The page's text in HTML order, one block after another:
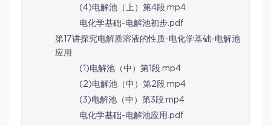
(4)电解池（上）第4段.mp4
电化学基础-电解池初步.pdf
第17讲探究电解质溶液的性质-电化学基础-电解池
应用
(1)电解池（中）第1段.mp4
(2)电解池（中）第2段.mp4
(3)电解池（中）第3段.mp4
电化学基础-电解池应用.pdf